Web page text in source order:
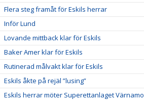
Flera steg framåt för Eskils herrar
Inför Lund
Lovande mittback klar för Eskils
Baker Amer klar för Eskils
Rutinerad målvakt klar för Eskils
Eskils åkte på rejäl ”lusing”
Eskils herrar möter Superettanlaget Värnamo